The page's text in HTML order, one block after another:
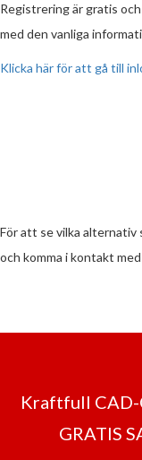
Registrering är gratis
med den vanliga
Klicka här för att gå till
För att se vilka alternativ
och komma i kontakt
Kraftfull CAD-
GRATIS